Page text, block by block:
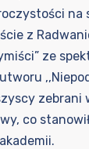
na
z
ze
zebrani
co